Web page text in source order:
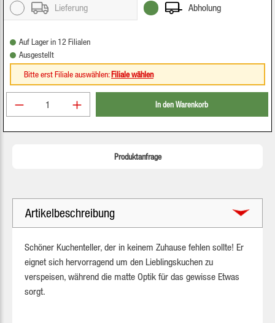
Lieferung Abholung
Auf Lager in 12 Filialen
Ausgestellt
Bitte erst Filiale auswählen:Filiale wählen
Produkt Anzahl: Gib den gewünschten Wert ein
In den Warenkorb
Produktanfrage
Artikelbeschreibung
Schöner Kuchenteller, der in keinem Zuhause fehlen sollte! Er
eignet sich hervorragend um den Lieblingskuchen zu
verspeisen, während die matte Optik für das gewisse Etwas
sorgt.